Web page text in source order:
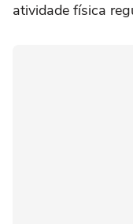
atividade física